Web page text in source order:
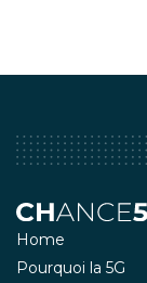
Home
Pourquoi la 5G